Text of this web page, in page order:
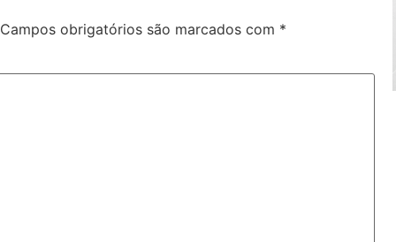
Campos obrigatórios são marcados com *